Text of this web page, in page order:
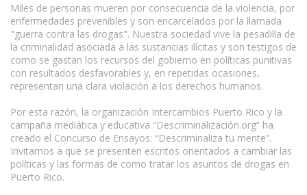
Miles de personas mueren por consecuencia de la violencia, por
enfermedades prevenibles y son encarcelados por la llamada
"guerra contra las drogas". Nuestra sociedad vive la pesadilla de
la criminalidad asociada a las sustancias ilícitas y son testigos de
como se gastan los recursos del gobierno en políticas punitivas
con resultados desfavorables y, en repetidas ocasiones,
representan una clara violación a los derechos humanos.
Por esta razón, la organización Intercambios Puerto Rico y la
campaña mediática y educativa “Descriminalización.org” ha
creado el Concurso de Ensayos: “Descriminaliza tu mente”.
Invitamos a que se presenten escritos orientados a cambiar las
políticas y las formas de como tratar los asuntos de drogas en
Puerto Rico.